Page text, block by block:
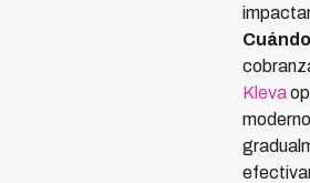
Kleva